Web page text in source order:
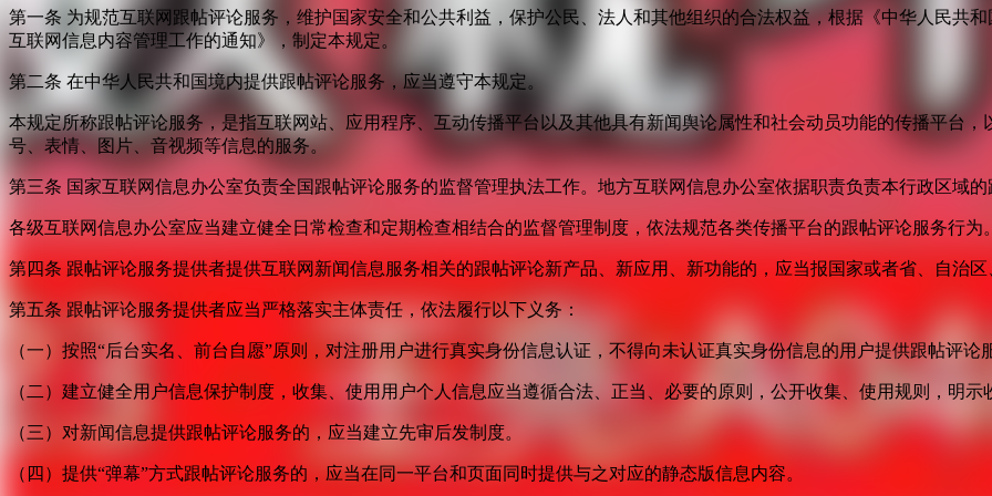
第一条 为规范互联网跟帖评论服务，维护国家安全和公共利益，保护公民、法人和其他组织的合法权益，根据《中华人民共
互联网信息内容管理工作的通知》，制定本规定。
第二条 在中华人民共和国境内提供跟帖评论服务，应当遵守本规定。
本规定所称跟帖评论服务，是指互联网站、应用程序、互动传播平台以及其他具有新闻舆论属性和社会动员功能的传播平台
号、表情、图片、音视频等信息的服务。
第三条 国家互联网信息办公室负责全国跟帖评论服务的监督管理执法工作。地方互联网信息办公室依据职责负责本行政区域
各级互联网信息办公室应当建立健全日常检查和定期检查相结合的监督管理制度，依法规范各类传播平台的跟帖评论服务行为
第四条 跟帖评论服务提供者提供互联网新闻信息服务相关的跟帖评论新产品、新应用、新功能的，应当报国家或者省、自治
第五条 跟帖评论服务提供者应当严格落实主体责任，依法履行以下义务：
（一）按照“后台实名、前台自愿”原则，对注册用户进行真实身份信息认证，不得向未认证真实身份信息的用户提供跟帖评论
（二）建立健全用户信息保护制度，收集、使用用户个人信息应当遵循合法、正当、必要的原则，公开收集、使用规则，明
（三）对新闻信息提供跟帖评论服务的，应当建立先审后发制度。
（四）提供“弹幕”方式跟帖评论服务的，应当在同一平台和页面同时提供与之对应的静态版信息内容。